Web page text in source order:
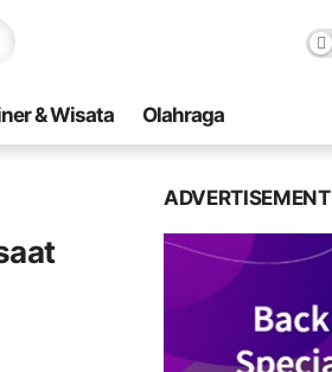
& Wisata Olahraga
ADVERTISEMENT